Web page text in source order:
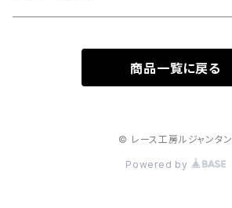
商品一覧に戻る
© レース工房ルジャンタン
Powered by